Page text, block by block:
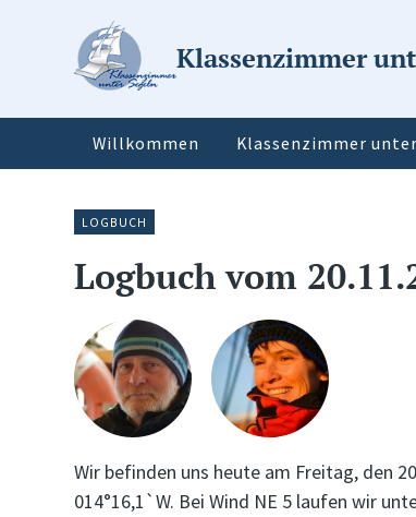
Klassenzimmer
Willkommen Klassenzimmer
LOGBUCH
Logbuch vom
Wir befinden uns heute am Freitag, den
014°16,1`W. Bei Wind NE 5 laufen wir